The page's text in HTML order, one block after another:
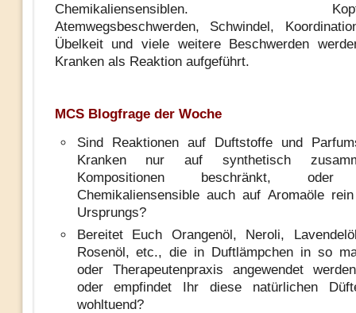
Chemikaliensensiblen.
Atemwegsbeschwerden, Schwindel,
Übelkeit und viele weitere Beschwerden
Kranken als Reaktion aufgeführt.
MCS Blogfrage der Woche
Sind Reaktionen auf Duftstoffe und
Kranken nur auf synthetisch
Kompositionen beschränkt, oder
Chemikaliensensible auch auf Aromaöle
Ursprungs?
Bereitet Euch Orangenöl, Neroli,
Rosenöl, etc., die in Duftlämpchen in so
oder Therapeutenpraxis angewendet
oder empfindet Ihr diese natürlichen
wohltuend?